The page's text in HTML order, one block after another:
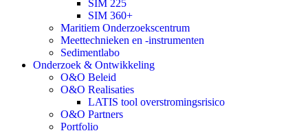
SIM 225
SIM 360+
Maritiem Onderzoekscentrum
Meettechnieken en -instrumenten
Sedimentlabo
Onderzoek & Ontwikkeling
O&O Beleid
O&O Realisaties
LATIS tool overstromingsrisico
O&O Partners
Portfolio